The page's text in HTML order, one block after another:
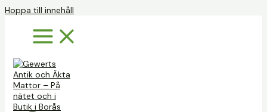
Hoppa till innehåll